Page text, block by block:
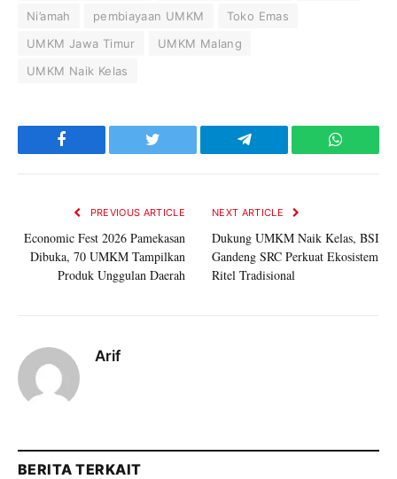
Ni’amah
pembiayaan UMKM
Toko Emas
UMKM Jawa Timur
UMKM Malang
UMKM Naik Kelas
Facebook Twitter Telegram
PREVIOUS ARTICLE
Economic Fest 2026 Pamekasan
Dibuka, 70 UMKM Tampilkan
Produk Unggulan Daerah
NEXT ARTICLE
Dukung UMKM Naik Kelas, BSI
Gandeng SRC Perkuat Ekosistem
Ritel Tradisional
Arif
BERITA TERKAIT